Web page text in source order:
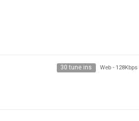
30 tune ins Web - 128Kbps